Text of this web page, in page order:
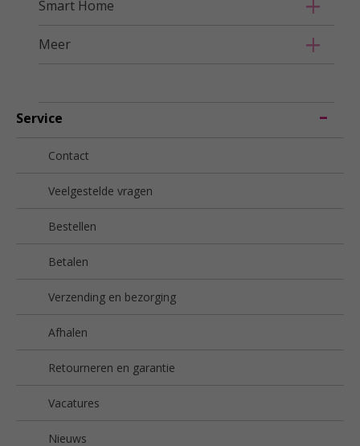
Smart Home
Meer
Service
Contact
Veelgestelde vragen
Bestellen
Betalen
Verzending en bezorging
Afhalen
Retourneren en garantie
Vacatures
Nieuws